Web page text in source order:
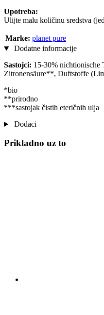
Upotreba:
Ulijte malu količinu sredstva
Marke: planet pure
Dodatne informacije
Sastojci: 15-30%
Zitronensäure**, Duftstoffe
*bio
**prirodno
***sastojak čistih eteričnih ulja
Dodaci
Prikladno uz to